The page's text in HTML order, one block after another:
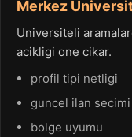
Merkez
Universiteli
acikligi one cikar.
profil tipi netligi
guncel ilan secimi
bolge uyumu